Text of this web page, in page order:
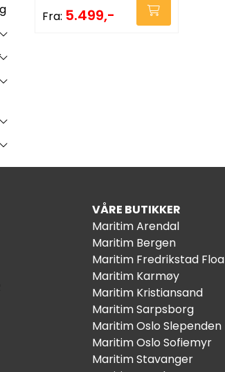
Fra: 5.499,-
VÅRE BUTIKKER
Maritim Arendal
Maritim Bergen
Maritim Fredrikstad Floa
Maritim Karmøy
Maritim Kristiansand
Maritim Sarpsborg
Maritim Oslo Slependen
Maritim Oslo Sofiemyr
Maritim Stavanger